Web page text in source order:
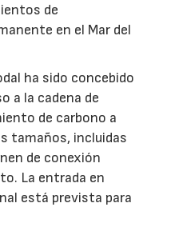
de
en el Mar del
ha sido concebido
a la cadena de
de carbono a
tamaños, incluidas
de conexión
La entrada en
está prevista para